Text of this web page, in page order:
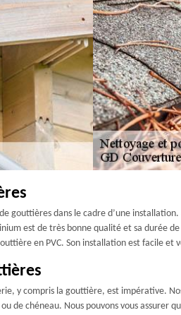
gouttières dans le cadre d’une
est de très bonne qualité et sa durée
en PVC. Son installation est facile
y compris la gouttière, est impérative.
chéneau. Nous pouvons vous assurer